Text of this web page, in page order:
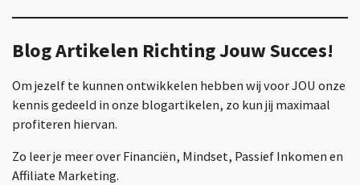
Blog Artikelen Richting Jouw Succes!
Om jezelf te kunnen ontwikkelen hebben wij voor JOU onze
kennis gedeeld in onze blogartikelen, zo kun jij maximaal
profiteren hiervan.
Zo leer je meer over Financiën, Mindset, Passief Inkomen en
Affiliate Marketing.